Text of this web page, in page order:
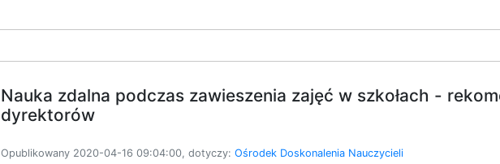
Nauka zdalna podczas zawieszenia zajęć w szkołach -
dyrektorów
Opublikowany 2020-04-16 09:04:00, dotyczy: Ośrodek Doskonalenia Nauczycieli